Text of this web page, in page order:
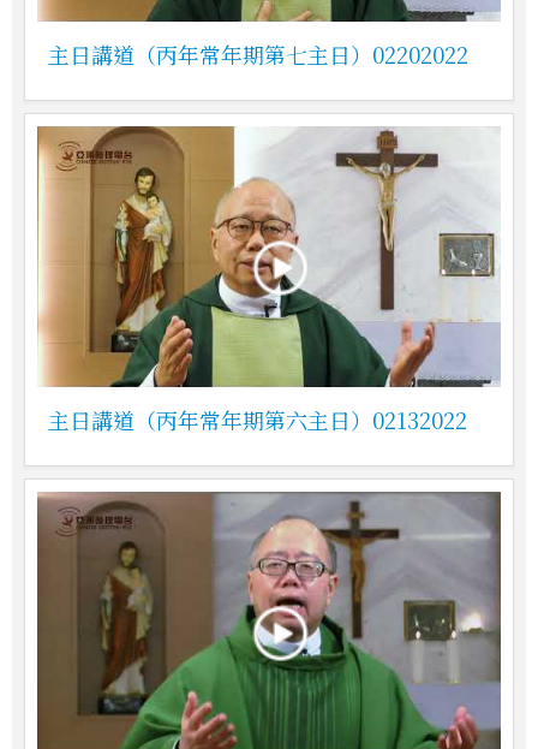
主日講道（丙年常年期第七主日）02202022
主日講道（丙年常年期第六主日）02132022